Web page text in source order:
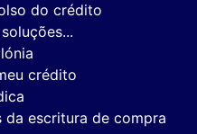
do crédito
crédito
escritura de compra